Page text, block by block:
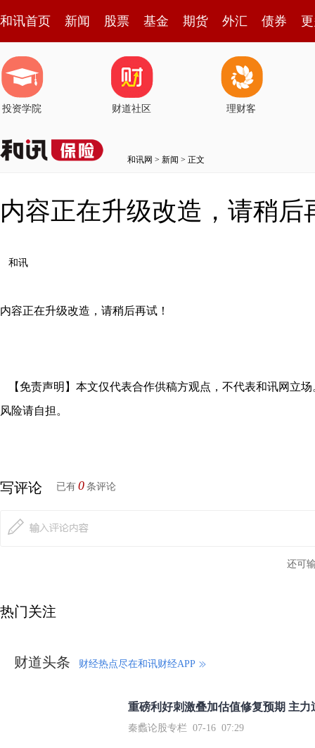
和讯首页 新闻 股票 基金 期货 外汇 债券
投资学院 财道社区 理财客
和讯网 > 新闻 > 正文
内容正在升级改造，请稍后
和讯
内容正在升级改造，请稍后再试！
【免责声明】本文仅代表合作供稿方观点，不代表和讯网立
风险请自担。
写评论 已有 0 条评论
还可
热门关注
财道头条 财经热点尽在和讯财经APP
秦蠡论股专栏 07-16 07:29